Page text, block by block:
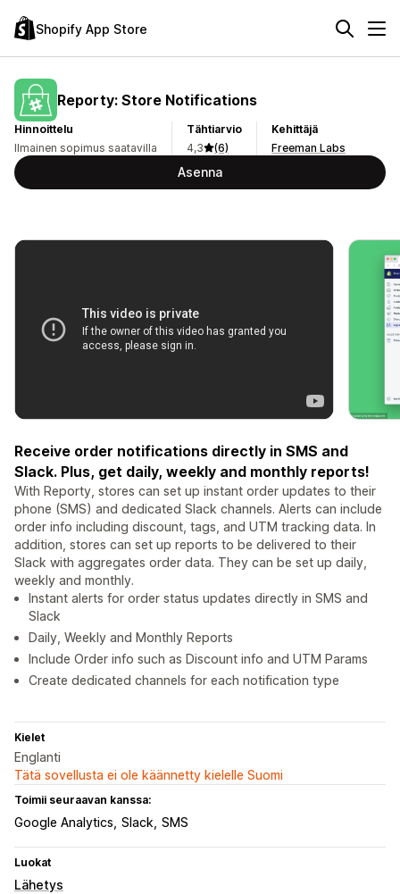
Shopify App Store
Reporty: Store Notifications
Hinnoittelu
Ilmainen sopimus saatavilla
Tähtiarvio
4,3
(6)
Kehittäjä
Freeman Labs
Asenna
Receive order notifications directly in SMS and
Slack. Plus, get daily, weekly and monthly reports!
With Reporty, stores can set up instant order updates to their
phone (SMS) and dedicated Slack channels. Alerts can include
order info including discount, tags, and UTM tracking data. In
addition, stores can set up reports to be delivered to their
Slack with aggregates order data. They can be set up daily,
weekly and monthly.
Instant alerts for order status updates directly in SMS and
Slack
Daily, Weekly and Monthly Reports
Include Order info such as Discount info and UTM Params
Create dedicated channels for each notification type
Kielet
Englanti
Tätä sovellusta ei ole käännetty kielelle Suomi
Toimii seuraavan kanssa:
Google Analytics Slack SMS
Luokat
Lähetys